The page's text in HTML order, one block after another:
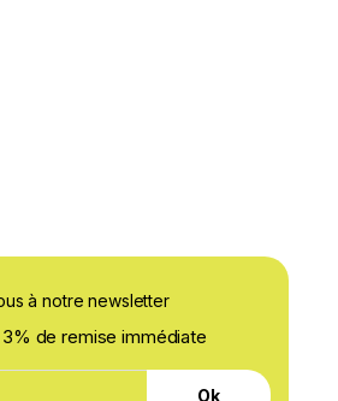
à notre newsletter
de remise immédiate
Ok